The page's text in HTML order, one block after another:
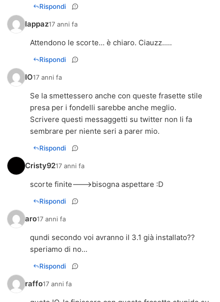
Rispondi
lappaz17 anni fa
Attendono le scorte... è chiaro. Ciauzz.....
Rispondi
IO17 anni fa
Se la smettessero anche con queste frasette stile
presa per i fondelli sarebbe anche meglio.
Scrivere questi messaggetti su twitter non li fa
sembrare per niente seri a parer mio.
Rispondi
Cristy9217 anni fa
scorte finite--->bisogna aspettare :D
Rispondi
aro17 anni fa
qundi secondo voi avranno il 3.1 già installato??
speriamo di no...
Rispondi
raffo17 anni fa